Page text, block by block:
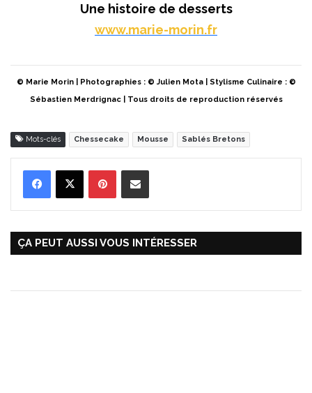
Une histoire de desserts
www.marie-morin.fr
© Marie Morin | Photographies : © Julien Mota | Stylisme Culinaire : ©
Sébastien Merdrignac | Tous droits de reproduction réservés
Mots-clés Chessecake Mousse Sablés Bretons
ÇA PEUT AUSSI VOUS INTÉRESSER